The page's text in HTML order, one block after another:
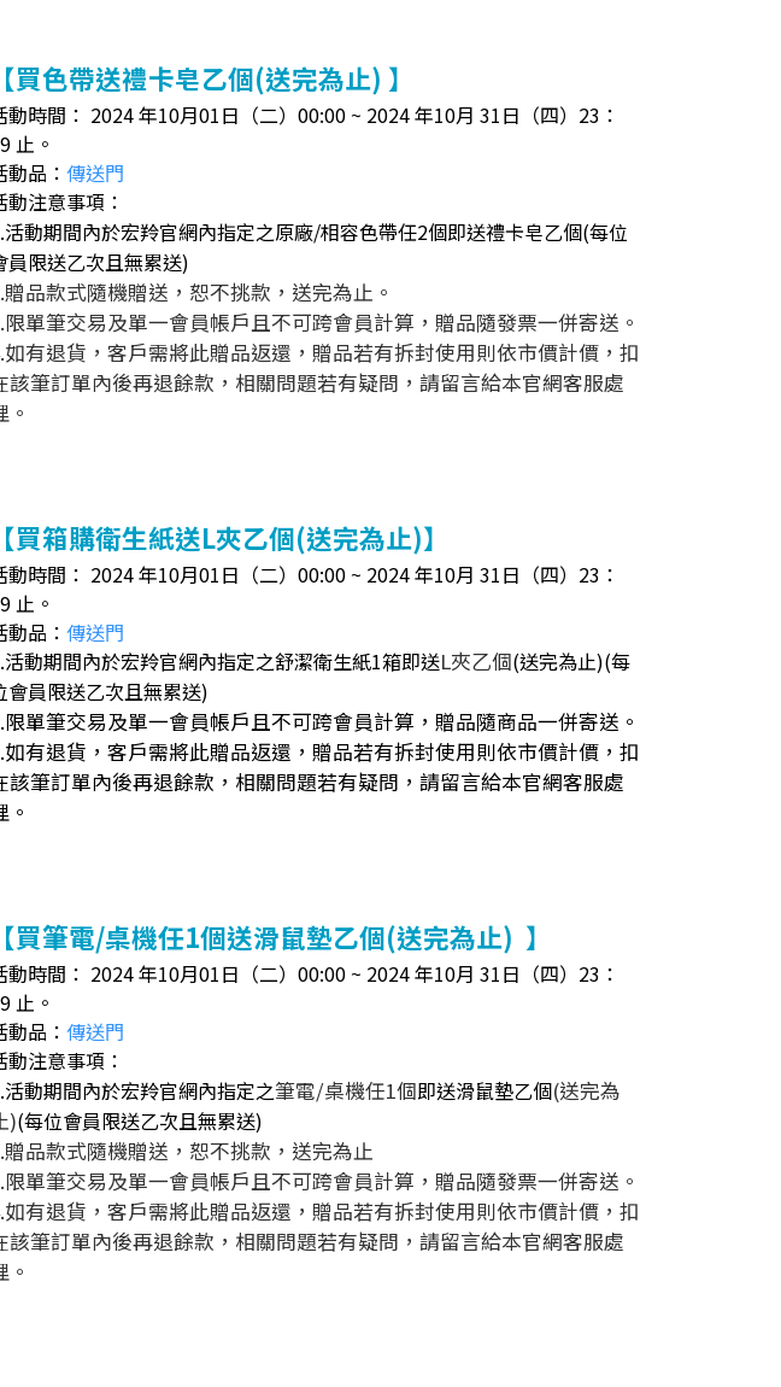
【買色帶送禮卡皂乙個(送完為止) 】
動時間： 2024 年10月01日（二）00:00 ~ 2024 年10月 31日（四）23：
止。
動品： 傳送門
動注意事項：
活動期間內於宏羚官網內指定之原廠/相容色帶任2個即送禮卡皂乙個(每位
員限送乙次且無累送)
贈品款式隨機贈送，恕不挑款，送完為止。
限單筆交易及單一會員帳戶且不可跨會員計算，贈品隨發票一併寄送。
如有退貨，客戶需將此贈品返還，贈品若有拆封使用則依市價計價，扣
該筆訂單內後再退餘款，相關問題若有疑問，請留言給本官網客服處
。
【買箱購衛生紙送L夾乙個(送完為止)】
動時間： 2024 年10月01日（二）00:00 ~ 2024 年10月 31日（四）23：
止。
動品： 傳送門
活動期間內於宏羚官網內指定之舒潔衛生紙1箱即送L夾乙個(送完為止)(每
會員限送乙次且無累送)
.限單筆交易及單一會員帳戶且不可跨會員計算，贈品隨商品一併寄送。
.如有退貨，客戶需將此贈品返還，贈品若有拆封使用則依市價計價，扣
該筆訂單內後再退餘款，相關問題若有疑問，請留言給本官網客服處
。
【買筆電/桌機任1個送滑鼠墊乙個(送完為止) 】
動時間： 2024 年10月01日（二）00:00 ~ 2024 年10月 31日（四）23：
止。
動品： 傳送門
動注意事項：
活動期間內於宏羚官網內指定之筆電/桌機任1個即送滑鼠墊乙個(送完為
)(每位會員限送乙次且無累送)
贈品款式隨機贈送，恕不挑款，送完為止
限單筆交易及單一會員帳戶且不可跨會員計算，贈品隨發票一併寄送。
如有退貨，客戶需將此贈品返還，贈品若有拆封使用則依市價計價，扣
該筆訂單內後再退餘款，相關問題若有疑問，請留言給本官網客服處
。